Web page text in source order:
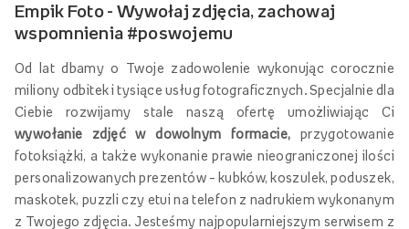
Empik Foto - Wywołaj zdjęcia, zachowaj
wspomnienia #poswojemu
Od lat dbamy o Twoje zadowolenie wykonując corocznie
miliony odbitek i tysiące usług fotograficznych. Specjalnie dla
Ciebie rozwijamy stale naszą ofertę umożliwiając Ci
wywołanie zdjęć w dowolnym formacie, przygotowanie
fotoksiążki, a także wykonanie prawie nieograniczonej ilości
personalizowanych prezentów – kubków, koszulek, poduszek,
maskotek, puzzli czy etui na telefon z nadrukiem wykonanym
z Twojego zdjęcia. Jesteśmy najpopularniejszym serwisem z